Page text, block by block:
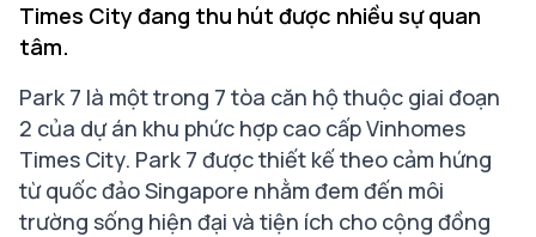
Times City đang thu hút được nhiều sự quan
tâm.
Park 7 là một trong 7 tòa căn hộ thuộc giai đoạn
2 của dự án khu phức hợp cao cấp Vinhomes
Times City. Park 7 được thiết kế theo cảm hứng
từ quốc đảo Singapore nhằm đem đến môi
trường sống hiện đại và tiện ích cho cộng đồng